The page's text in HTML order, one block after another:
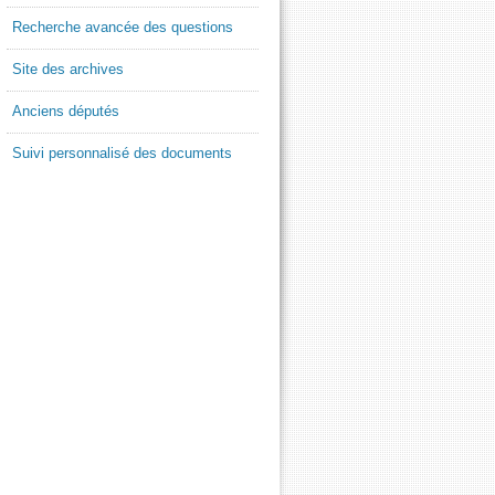
Recherche avancée des questions
Site des archives
Anciens députés
Suivi personnalisé des documents